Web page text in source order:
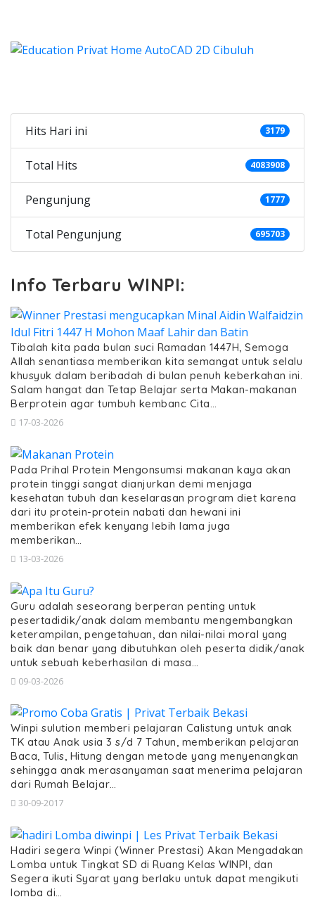
Hits Hari ini 3179
Total Hits 4083908
Pengunjung 1777
Total Pengunjung 695703
Info Terbaru WINPI:
Tibalah kita pada bulan suci Ramadan 1447H, Semoga
Allah senantiasa memberikan kita semangat untuk selalu
khusyuk dalam beribadah di bulan penuh keberkahan ini.
Salam hangat dan Tetap Belajar serta Makan-makanan
Berprotein agar tumbuh kembanc Cita…
17-03-2026
Pada Prihal Protein Mengonsumsi makanan kaya akan
protein tinggi sangat dianjurkan demi menjaga
kesehatan tubuh dan keselarasan program diet karena
dari itu protein-protein nabati dan hewani ini
memberikan efek kenyang lebih lama juga
memberikan…
13-03-2026
Guru adalah seseorang berperan penting untuk
pesertadidik/anak dalam membantu mengembangkan
keterampilan, pengetahuan, dan nilai-nilai moral yang
baik dan benar yang dibutuhkan oleh peserta didik/anak
untuk sebuah keberhasilan di masa…
09-03-2026
Winpi sulution memberi pelajaran Calistung untuk anak
TK atau Anak usia 3 s/d 7 Tahun, memberikan pelajaran
Baca, Tulis, Hitung dengan metode yang menyenangkan
sehingga anak merasanyaman saat menerima pelajaran
dari Rumah Belajar…
30-09-2017
Hadiri segera Winpi (Winner Prestasi) Akan Mengadakan
Lomba untuk Tingkat SD di Ruang Kelas WINPI, dan
Segera ikuti Syarat yang berlaku untuk dapat mengikuti
lomba di…